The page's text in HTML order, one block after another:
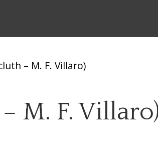
– M. F. Villaro)
M. F.